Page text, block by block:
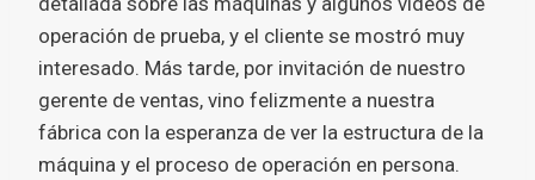
operación de prueba, y el cliente se mostró muy
interesado. Más tarde, por invitación de nuestro
gerente de ventas, vino felizmente a nuestra
fábrica con la esperanza de ver la estructura de la
máquina y el proceso de operación en persona.